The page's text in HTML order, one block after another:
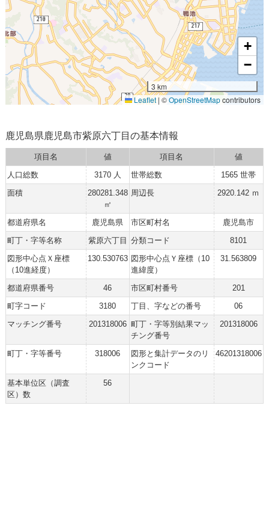
+
−
3 km
Leaflet | ©OpenStreetMapcontributors
鹿児島県鹿児島市紫原六丁目の基本情報
項目名 値 項目名
値
人口総数
3170 人 世帯総数
1565 世帯
面積
280281.348
㎡
周辺長 2920.142 ｍ
都道府県名 鹿児島県 市区町村名
鹿児島市
町丁・字等名称
紫原六丁目 分類コード
8101
図形中心点Ｘ座標
（10進経度）
130.530763 図形中心点Ｙ座標（10
進緯度）
31.563809
都道府県番号 46 市区町村番号
201
町字コード
3180 丁目、字などの番号
06
マッチング番号
201318006 町丁・字等別結果マッ
チング番号
201318006
町丁・字等番号 318006
図形と集計データのリ
ンクコード
46201318006
基本単位区（調査
区）数
56